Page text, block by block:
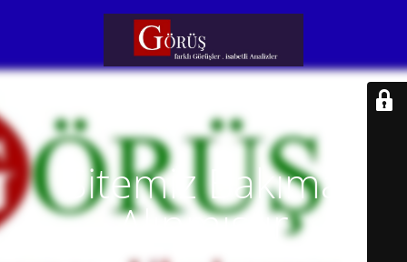
Sitemiz Bakıma
Alınmıştır